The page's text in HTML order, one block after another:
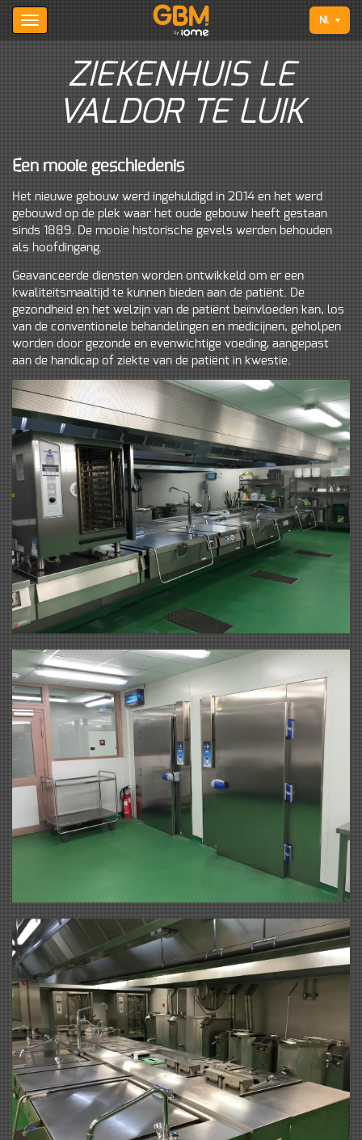
Nl
ZIEKENHUIS LE
VALDOR TE LUIK
Een mooie geschiedenis
Het nieuwe gebouw werd ingehuldigd in 2014 en het werd
gebouwd op de plek waar het oude gebouw heeft gestaan
sinds 1889. De mooie historische gevels werden behouden
als hoofdingang.
Geavanceerde diensten worden ontwikkeld om er een
kwaliteitsmaaltijd te kunnen bieden aan de patiënt. De
gezondheid en het welzijn van de patiënt beïnvloeden kan, los
van de conventionele behandelingen en medicijnen, geholpen
worden door gezonde en evenwichtige voeding, aangepast
aan de handicap of ziekte van de patiënt in kwestie.